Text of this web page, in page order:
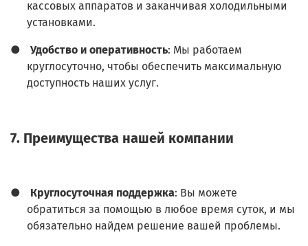
кассовых аппаратов и заканчивая холодильными
установками.
● Удобство и оперативность: Мы работаем
круглосуточно, чтобы обеспечить максимальную
доступность наших услуг.
7. Преимущества нашей компании
● Круглосуточная поддержка: Вы можете
обратиться за помощью в любое время суток, и мы
обязательно найдем решение вашей проблемы.